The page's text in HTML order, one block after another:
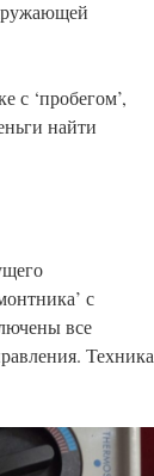
с ‘пробегом’,
найти
с
все
Техника